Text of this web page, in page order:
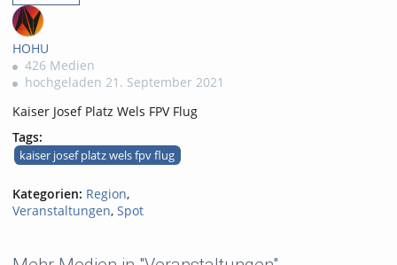
HOHU
426 Medien
hochgeladen 21. September 2021
Kaiser Josef Platz Wels FPV Flug
Tags:
kaiser josef platz wels fpv flug
Kategorien: Region,
Veranstaltungen, Spot